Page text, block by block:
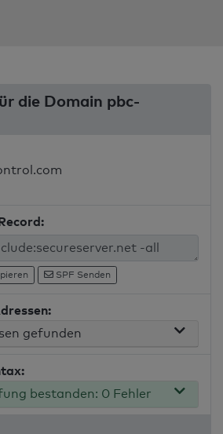
die Domain pbc-
SPF Senden
gefunden
bestanden: 0 Fehler